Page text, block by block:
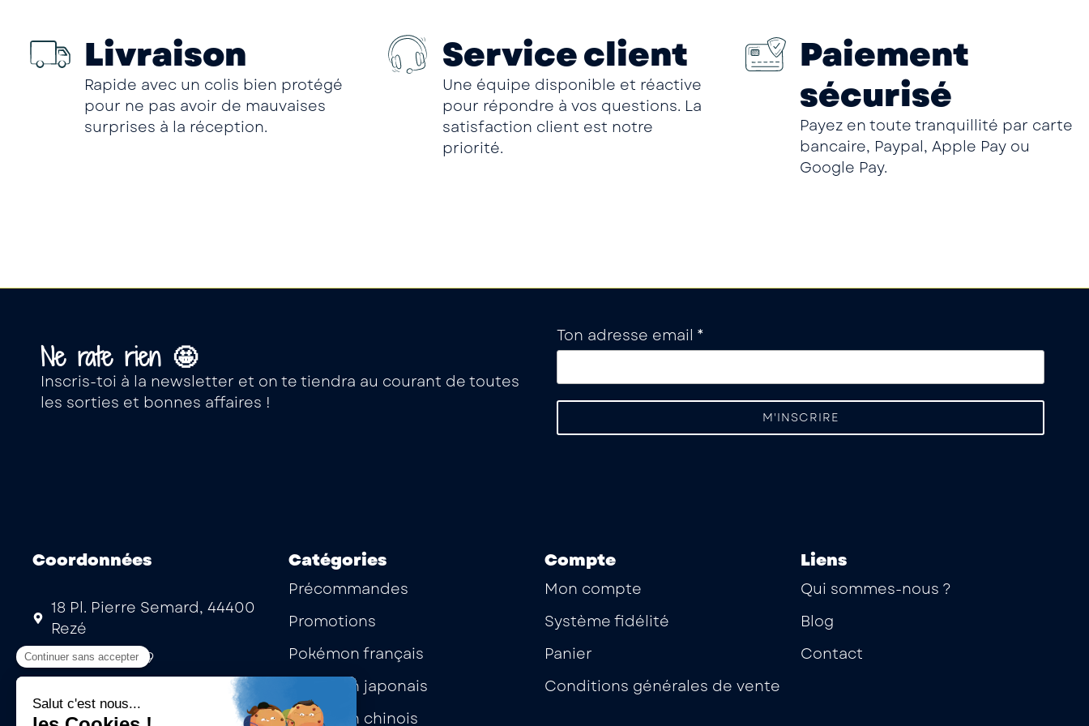
Livraison
Rapide avec un colis bien protégé
pour ne pas avoir de mauvaises
surprises à la réception.
Service client
Une équipe disponible et réactive
pour répondre à vos questions. La
satisfaction client est notre
priorité.
Paiement
sécurisé
Payez en toute tranquillité par carte
bancaire, Paypal, Apple Pay ou
Google Pay.
Ne rate rien 🤩
Inscris-toi à la newsletter et on te tiendra au courant de toutes
les sorties et bonnes affaires !
Ton adresse email *
Coordonnées
18 Pl. Pierre Semard, 44400
Rezé
02 53 35 15 99
Mardi au samedi : 10h -13h | 14h
- 19h
Catégories
Précommandes
Promotions
Pokémon français
Pokémon japonais
Pokémon chinois
Compte
Mon compte
Système fidélité
Panier
Conditions générales de vente
Liens
Qui sommes-nous ?
Blog
Contact